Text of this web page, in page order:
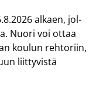
al­kaen, jol­
Nuori voi ottaa
kou­lun reh­to­riin,
liit­ty­vis­tä